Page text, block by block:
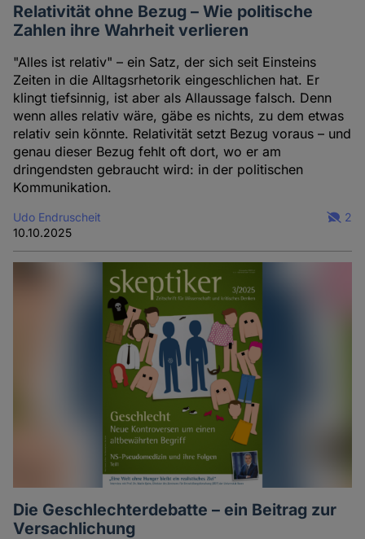
Relativität ohne Bezug – Wie politische
Zahlen ihre Wahrheit verlieren
"Alles ist relativ" – ein Satz, der sich seit Einsteins
Zeiten in die Alltagsrhetorik eingeschlichen hat. Er
klingt tiefsinnig, ist aber als Allaussage falsch. Denn
wenn alles relativ wäre, gäbe es nichts, zu dem etwas
relativ sein könnte. Relativität setzt Bezug voraus – und
genau dieser Bezug fehlt oft dort, wo er am
dringendsten gebraucht wird: in der politischen
Kommunikation.
Udo Endruscheit
10.10.2025
2
Die Geschlechterdebatte – ein Beitrag zur
Versachlichung